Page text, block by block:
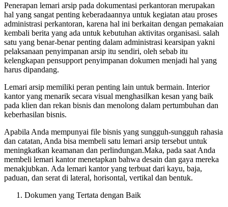
Penerapan lemari arsip pada dokumentasi perkantoran merupakan
hal yang sangat penting keberadaannya untuk kegiatan atau proses
administrasi perkantoran, karena hal ini berkaitan dengan pemakaian
kembali berita yang ada untuk kebutuhan aktivitas organisasi. salah
satu yang benar-benar penting dalam administrasi kearsipan yakni
pelaksanaan penyimpanan arsip itu sendiri, oleh sebab itu
kelengkapan pensupport penyimpanan dokumen menjadi hal yang
harus dipandang.
Lemari arsip memiliki peran penting lain untuk bermain. Interior
kantor yang menarik secara visual menghasilkan kesan yang baik
pada klien dan rekan bisnis dan menolong dalam pertumbuhan dan
keberhasilan bisnis.
Apabila Anda mempunyai file bisnis yang sungguh-sungguh rahasia
dan catatan, Anda bisa membeli satu lemari arsip tersebut untuk
meningkatkan keamanan dan perlindungan.Maka, pada saat Anda
membeli lemari kantor menetapkan bahwa desain dan gaya mereka
menakjubkan. Ada lemari kantor yang terbuat dari kayu, baja,
paduan, dan serat di lateral, horisontal, vertikal dan bentuk.
Dokumen yang Tertata dengan Baik